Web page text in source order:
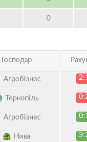
0
Господар
Агробізнес
Тернопіль
Агробізнес
Нива